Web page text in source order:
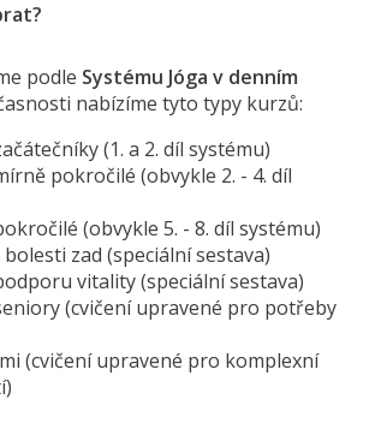
podle Systému Jóga v denním
nabízíme tyto typy kurzů:
(1. a 2. díl systému)
pokročilé (obvykle 2. - 4. díl
(obvykle 5. - 8. díl systému)
zad (speciální sestava)
vitality (speciální sestava)
(cvičení upravené pro potřeby
(cvičení upravené pro komplexní